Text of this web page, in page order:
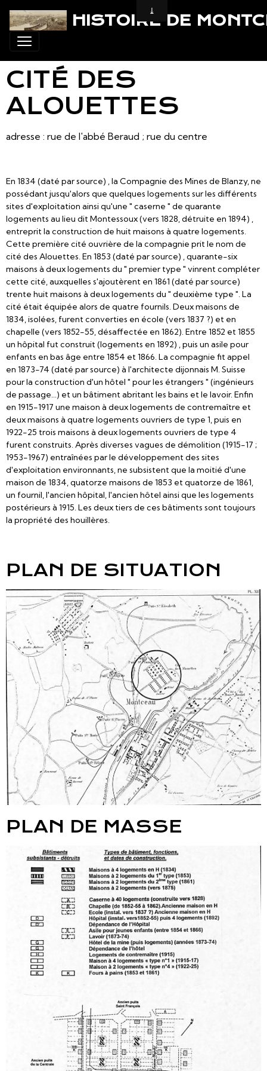
HISTOIRE DE
CITÉ DES
ALOUETTES
adresse : rue de l'abbé Beraud ; rue du centre
En 1834 (daté par source) , la Compagnie des Mines de Blanzy, ne
possédant jusqu'alors que quelques logements sur les différents
sites d'exploitation ainsi qu'une " caserne " de quarante
logements au lieu dit Montessoux (vers 1828, détruite en 1894) ,
entreprit la construction de huit maisons à quatre logements.
Cette première cité ouvrière de la compagnie prit le nom de
cité des Alouettes. En 1853 (daté par source) , quarante-six
maisons à deux logements du " premier type " vinrent compléter
cette cité, auxquelles s'ajoutèrent en 1861 (daté par source)
trente huit maisons à deux logements du " deuxième type ". La
cité était équipée alors de quatre fournils. Deux maisons de
1834, isolées, furent converties en école (vers 1837 ?) et en
chapelle (vers 1852-55, désaffectée en 1862). Entre 1852 et 1855
un hôpital fut construit (logements en 1892) , puis un asile pour
enfants en bas âge entre 1854 et 1866. La compagnie fit appel
en 1873-74 (daté par source) à l'architecte dijonnais M. Suisse
pour la construction d'un hôtel " pour les étrangers " (ingénieurs
de passage...) et un bâtiment abritant les bains et le lavoir. Enfin
en 1915-1917 une maison à deux logements de contremaître et
deux maisons à quatre logements ouvriers de type 1, puis en
1922-25 trois maisons à deux logements ouvriers de type 4
furent construits. Après diverses vagues de démolition (1915-17 ;
1953-1967) entraînées par le développement des sites
d'exploitation environnants, ne subsistent que la moitié d'une
maison de 1834, quatorze maisons de 1853 et quatorze de 1861,
un fournil, l'ancien hôpital, l'ancien hôtel ainsi que les logements
postérieurs à 1915. Les deux tiers de ces bâtiments sont toujours
la propriété des houillères.
PLAN DE SITUATION
PLAN DE MASSE